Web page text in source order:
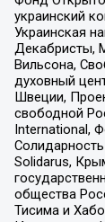
украинский
Украинская
Декабристы,
Вильсона,
духовный
Швеции,
свободной
International,
Solidarus,
общества
Тисима и